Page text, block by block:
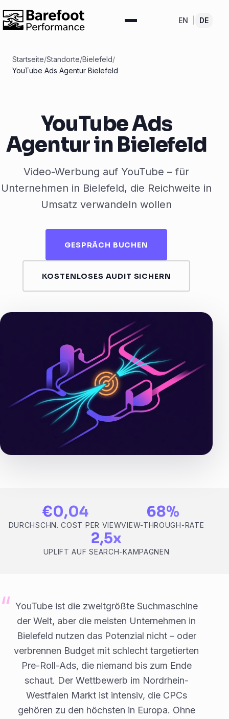
EN DE
Startseite/Standorte/Bielefeld/
YouTube Ads Agentur Bielefeld
YouTube Ads
Agentur in Bielefeld
Video-Werbung auf YouTube – für
Unternehmen in Bielefeld, die Reichweite in
Umsatz verwandeln wollen
GESPRÄCH BUCHEN
KOSTENLOSES AUDIT SICHERN
€0,04
DURCHSCHN. COST PER VIEW
68%
VIEW-THROUGH-RATE
2,5x
UPLIFT AUF SEARCH-KAMPAGNEN
YouTube ist die zweitgrößte Suchmaschine
der Welt, aber die meisten Unternehmen in
Bielefeld nutzen das Potenzial nicht – oder
verbrennen Budget mit schlecht targetierten
Pre-Roll-Ads, die niemand bis zum Ende
schaut. Der Wettbewerb im Nordrhein-
Westfalen Markt ist intensiv, die CPCs
gehören zu den höchsten in Europa. Ohne